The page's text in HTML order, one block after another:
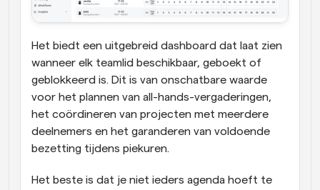
Het biedt een uitgebreid dashboard dat laat zien
wanneer elk teamlid beschikbaar, geboekt of
geblokkeerd is. Dit is van onschatbare waarde
voor het plannen van all-hands-vergaderingen,
het coördineren van projecten met meerdere
deelnemers en het garanderen van voldoende
bezetting tijdens piekuren.
Het beste is dat je niet ieders agenda hoeft te